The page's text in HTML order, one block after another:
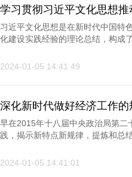
学习贯彻习近平文化思想
习近平文化思想是在新时代中国特
化建设实践经验的理论总结，构成
2024-01-05 14:41:49
深化新时代做好经济工作的
早在2015年十八届中央政治局第二
践，揭示新特点新规律，提炼和总
2024-01-05 14:41:01